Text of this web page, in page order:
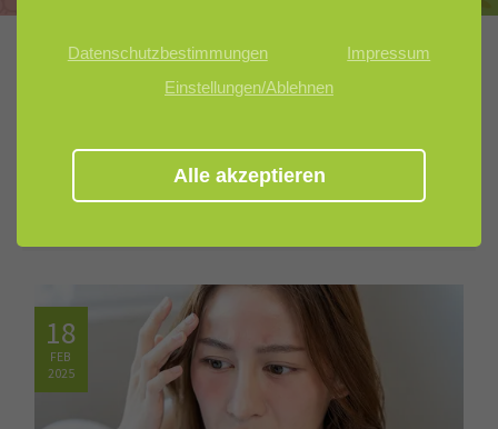
Neuigkeiten aus der Mikrobiom-
Forschung
Newsletter abonnieren
18
FEB
2025
Datenschutzbestimmungen
Impressum
Einstellungen/Ablehnen